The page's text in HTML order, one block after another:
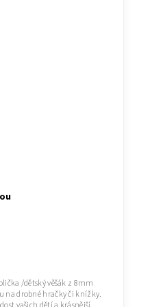
/dětský věšák z 8mm
na drobné hračky či knížky.